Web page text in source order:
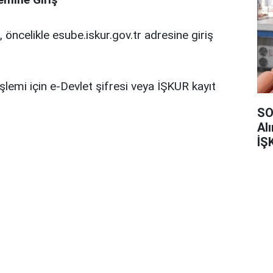
öncelikle esube.iskur.gov.tr adresine giriş
için e-Devlet şifresi veya İŞKUR kayıt